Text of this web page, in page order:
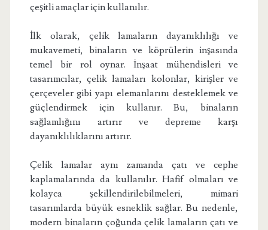
çeşitli amaçlar için kullanılır.
İlk olarak, çelik lamaların dayanıklılığı ve
mukavemeti, binaların ve köprülerin inşasında
temel bir rol oynar. İnşaat mühendisleri ve
tasarımcılar, çelik lamaları kolonlar, kirişler ve
çerçeveler gibi yapı elemanlarını desteklemek ve
güçlendirmek için kullanır. Bu, binaların
sağlamlığını artırır ve depreme karşı
dayanıklılıklarını artırır.
Çelik lamalar aynı zamanda çatı ve cephe
kaplamalarında da kullanılır. Hafif olmaları ve
kolayca şekillendirilebilmeleri, mimari
tasarımlarda büyük esneklik sağlar. Bu nedenle,
modern binaların çoğunda çelik lamaların çatı ve